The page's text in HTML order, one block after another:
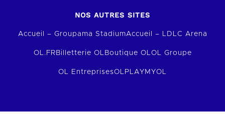
NOS AUTRES SITES
Accueil – Groupama StadiumAccueil – LDLC Arena
OL.FR Billetterie OL Boutique OLOL Groupe
OL EntreprisesOLPLAY MYOL